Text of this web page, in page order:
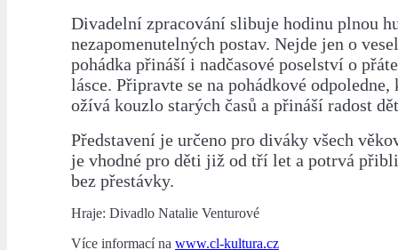
Divadelní zpracování slibuje hodinu plnou
nezapomenutelných postav. Nejde jen o
pohádka přináší i nadčasové poselství o
lásce. Připravte se na pohádkové
ožívá kouzlo starých časů a přináší radost
Představení je určeno pro diváky všech
je vhodné pro děti již od tří let a potrvá
bez přestávky.
Hraje: Divadlo Natalie Venturové
Více informací na www.cl-kultura.cz